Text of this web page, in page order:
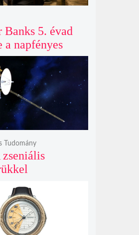
Banks 5. évad
a napfényes
helyett
ígér
2 csillagközi
Tudomány